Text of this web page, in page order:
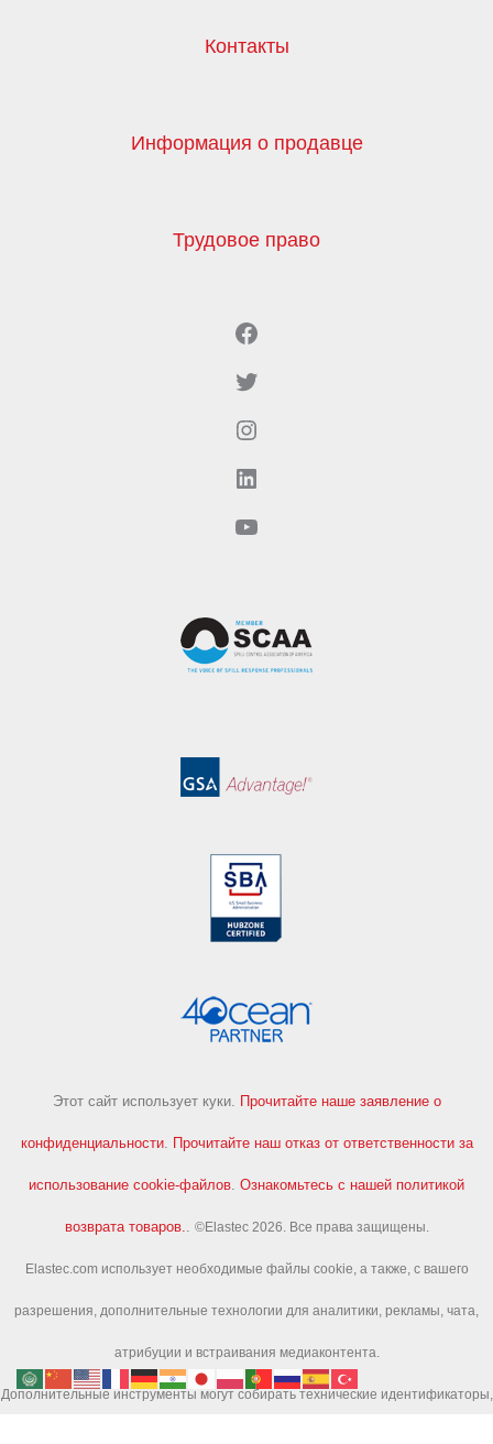
Контакты
Информация о продавце
Трудовое право
Facebook
Twitter
Instagram
LinkedIn
YouTube
Этот сайт использует куки. Прочитайте наше заявление о
конфиденциальности. Прочитайте наш отказ от ответственности за
использование cookie-файлов. Ознакомьтесь с нашей политикой
возврата товаров.. ©Elastec 2026. Все права защищены.
Elastec.com использует необходимые файлы cookie, а также, с вашего
разрешения, дополнительные технологии для аналитики, рекламы, чата,
атрибуции и встраивания медиаконтента.
Дополнительные инструменты могут собирать технические идентификаторы,